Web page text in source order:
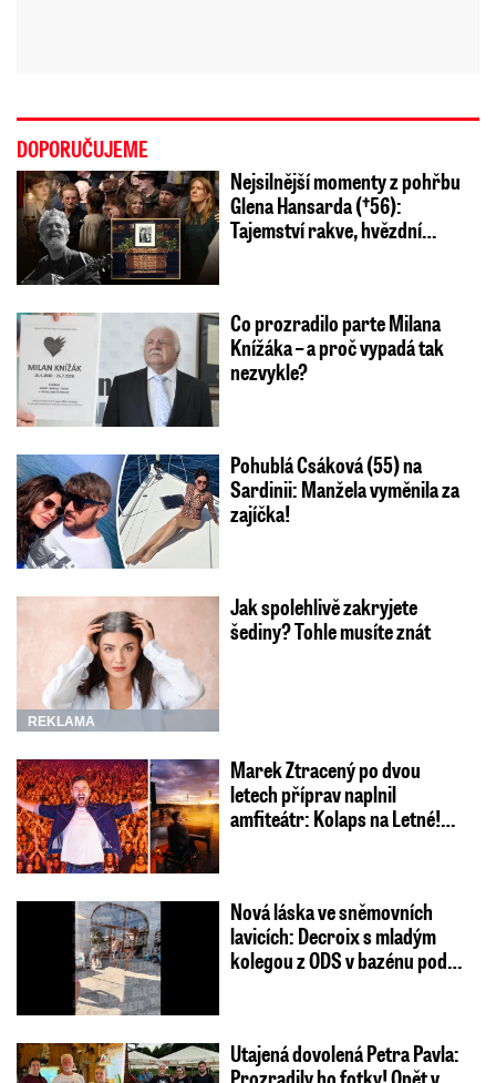
DOPORUČUJEME
Nejsilnější momenty z pohřbu
Glena Hansarda (†56):
Tajemství rakve, hvězdní…
Co prozradilo parte Milana
Knížáka – a proč vypadá tak
nezvykle?
Pohublá Csáková (55) na
Sardinii: Manžela vyměnila za
zajíčka!
REKLAMA
Jak spolehlivě zakryjete
šediny? Tohle musíte znát
Marek Ztracený po dvou
letech příprav naplnil
amfiteátr: Kolaps na Letné!…
Nová láska ve sněmovních
lavicích: Decroix s mladým
kolegou z ODS v bazénu pod…
Utajená dovolená Petra Pavla:
Prozradily ho fotky! Opět v